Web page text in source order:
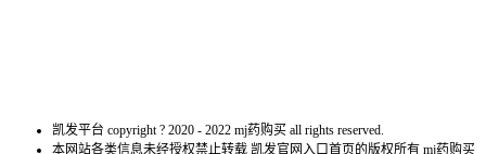
凯发平台 copyright ? 2020 - 2022 mj药购买 all rights reserved.
本网站各类信息未经授权禁止转载 凯发官网入口首页的版权所有 mj药购